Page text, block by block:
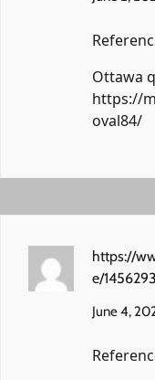
Ottawa
https://
oval84/
https://
e/1456293
June 4,